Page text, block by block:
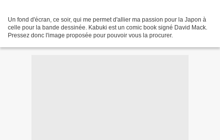
Un fond d'écran, ce soir, qui me permet d'allier ma passion pour la Japon à
celle pour la bande dessinée. Kabuki est un comic book signé David Mack.
Pressez donc l'image proposée pour pouvoir vous la procurer.